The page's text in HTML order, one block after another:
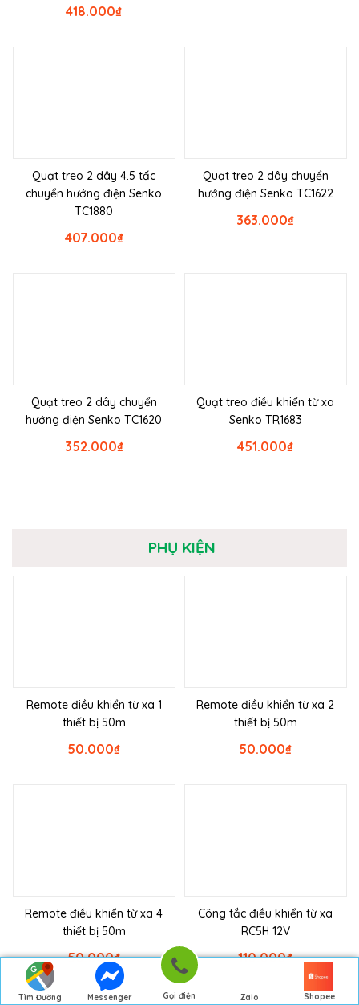
Tìm Đường
Messenger Gọi điện Zalo Shopee
₫
418.000
Quạt treo 2 dây 4.5 tấc
chuyển hướng điện Senko
TC1880
₫
407.000
Quạt treo 2 dây chuyển
hướng điện Senko TC1622
₫
363.000
Quạt treo 2 dây chuyển
hướng điện Senko TC1620
₫
352.000
Quạt treo điều khiển từ xa
Senko TR1683
₫
451.000
PHỤ KIỆN
Remote điều khiển từ xa 1
thiết bị 50m
₫
50.000
Remote điều khiển từ xa 2
thiết bị 50m
₫
50.000
Remote điều khiển từ xa 4
thiết bị 50m
₫
50.000
Công tắc điều khiển từ xa
RC5H 12V
₫
110.000